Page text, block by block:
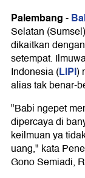
Palembang-
Selatan
dikaitkan
setempat.
Indonesia (LIPI)
alias tak benar-
"Babi ngepet
dipercaya di
keilmuan ya
uang," kata
Gono Semiadi,